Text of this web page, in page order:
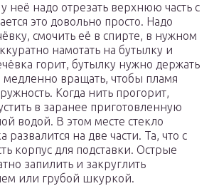
неё надо отрезать верхнюю часть с
это довольно просто. Надо
смочить её в спирте, в нужном
намотать на бутылку и
горит, бутылку нужно держать
медленно вращать, чтобы пламя
Когда нить прогорит,
в заранее приготовленную
водой. В этом месте стекло
развалится на две части. Та, что с
корпус для подставки. Острые
запилить и закруглить
или грубой шкуркой.